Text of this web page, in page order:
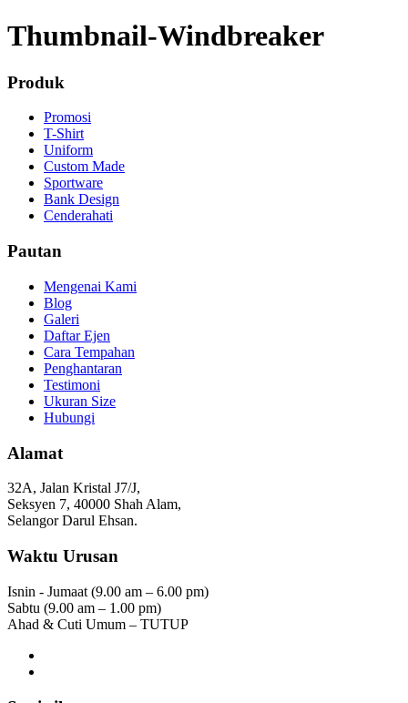
Thumbnail-Windbreaker
Produk
Promosi
T-Shirt
Uniform
Custom Made
Sportware
Bank Design
Cenderahati
Pautan
Mengenai Kami
Blog
Galeri
Daftar Ejen
Cara Tempahan
Penghantaran
Testimoni
Ukuran Size
Hubungi
Alamat
32A, Jalan Kristal J7/J,
Seksyen 7, 40000 Shah Alam,
Selangor Darul Ehsan.
Waktu Urusan
Isnin - Jumaat (9.00 am – 6.00 pm)
Sabtu (9.00 am – 1.00 pm)
Ahad & Cuti Umum – TUTUP